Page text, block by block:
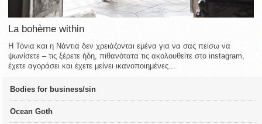
La bohème within
Η Τόνια και η Νάντια δεν χρειάζονται εμένα για να σας πείσω να
ψωνίσετε – τις ξέρετε ήδη, πιθανότατα τις ακολουθείτε στο instagram,
έχετε αγοράσει και έχετε μείνει ικανοποιημένες...
Bodies for business/sin
Ocean Goth